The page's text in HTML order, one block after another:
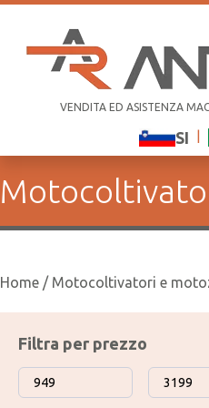
VENDITA ED ASISTENZA
SI |
Home / Motocoltivatori e
Filtra per prezzo